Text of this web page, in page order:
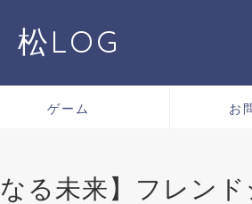
松LOG
ゲーム お
る未来】フレン